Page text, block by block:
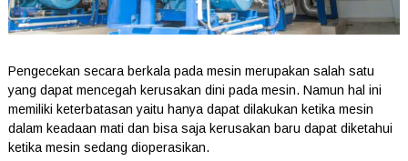
Pengecekan secara berkala pada mesin merupakan salah satu
yang dapat mencegah kerusakan dini pada mesin. Namun hal ini
memiliki keterbatasan yaitu hanya dapat dilakukan ketika mesin
dalam keadaan mati dan bisa saja kerusakan baru dapat diketahui
ketika mesin sedang dioperasikan.